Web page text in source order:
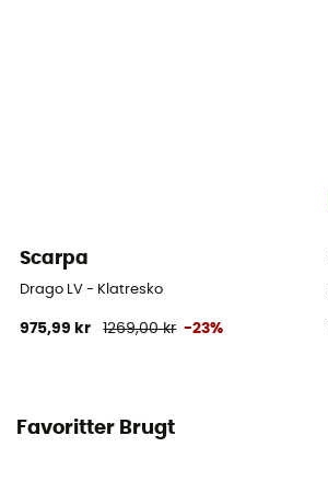
Scarpa
Drago LV - Klatresko
975,99 kr 1269,00 kr -23%
Favoritter Brugt